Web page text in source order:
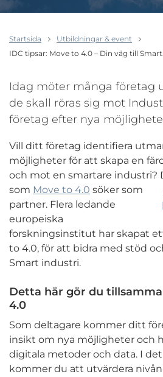
Startsida
Utbildningar & event
IDC tipsar: Move to 4.0 – Din väg till
Idag möter många företag
de skall röras sig mot
företag efter nya
Vill ditt företag identifiera
möjligheter för att skapa en
och mot en smartare industri?
som Move to 4.0 söker som
partner. Flera ledande
europeiska
forskningsinstitut har skapat
to 4.0, för att bidra med stöd
Smart industri.
Detta här gör du
4.0
Som deltagare kommer ditt
insikt om nya möjligheter och
digitala metoder och data. I
kommer du att utvärdera